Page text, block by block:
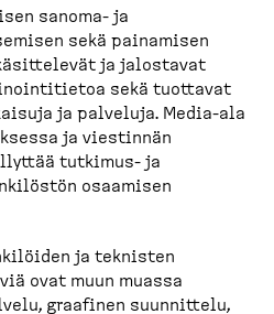
sanoma- ja
sekä painamisen
ja jalostavat
sekä tuottavat
ja palveluja. Media-ala
ja viestinnän
tutkimus- ja
osaamisen
ja teknisten
ovat muun muassa
graafinen suunnittelu,